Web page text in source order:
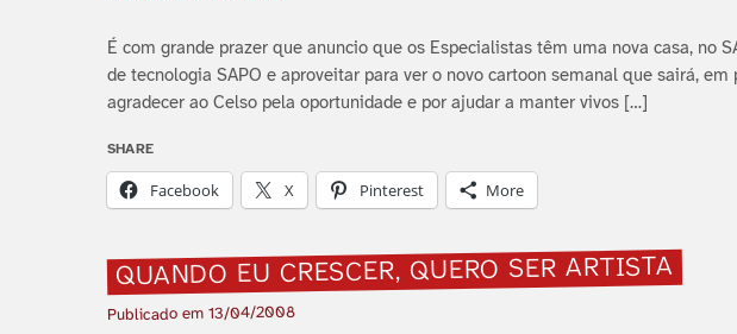
É com grande prazer que anuncio que os Especialistas têm uma nova casa, no
de tecnologia SAPO e aproveitar para ver o novo cartoon semanal que sairá,
agradecer ao Celso pela oportunidade e por ajudar a manter vivos […]
SHARE
Facebook X Pinterest More
QUANDO EU CRESCER, QUERO SER ARTISTA
Publicado em 13/04/2008